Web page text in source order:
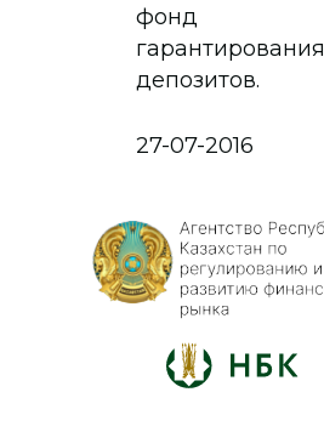
фонд
гарантирования
депозитов.
27-07-2016